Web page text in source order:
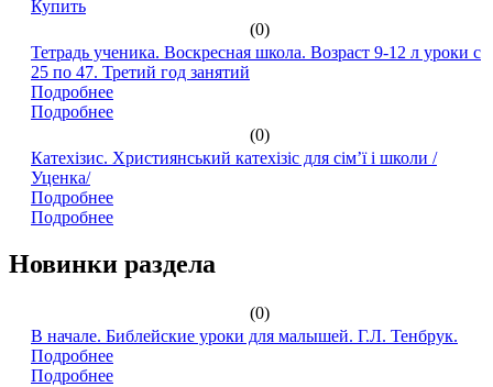
Купить
(0)
Тетрадь ученика. Воскресная школа. Возраст 9-12 л уроки с
25 по 47. Третий год занятий
Подробнее
Подробнее
(0)
Катехізис. Християнський катехізіс для сім’ї і школи /
Уценка/
Подробнее
Подробнее
Новинки раздела
(0)
В начале. Библейские уроки для малышей. Г.Л. Тенбрук.
Подробнее
Подробнее